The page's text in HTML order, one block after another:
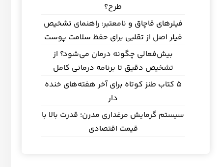
طرح؟
فیلرهای قاچاق و نامعتبر: راهنمای تشخیص
فیلر اصل از تقلبی برای حفظ سلامت پوست
بیش‌فعالی چگونه درمان می‌شود؟ از
تشخیص دقیق تا برنامه درمانی کامل
5 کتاب طنز کوتاه برای آخر هفته‌های خنده
دار
سیستم گرمایش مرغداری مدرن؛ قدرت بالا با
قیمت اقتصادی